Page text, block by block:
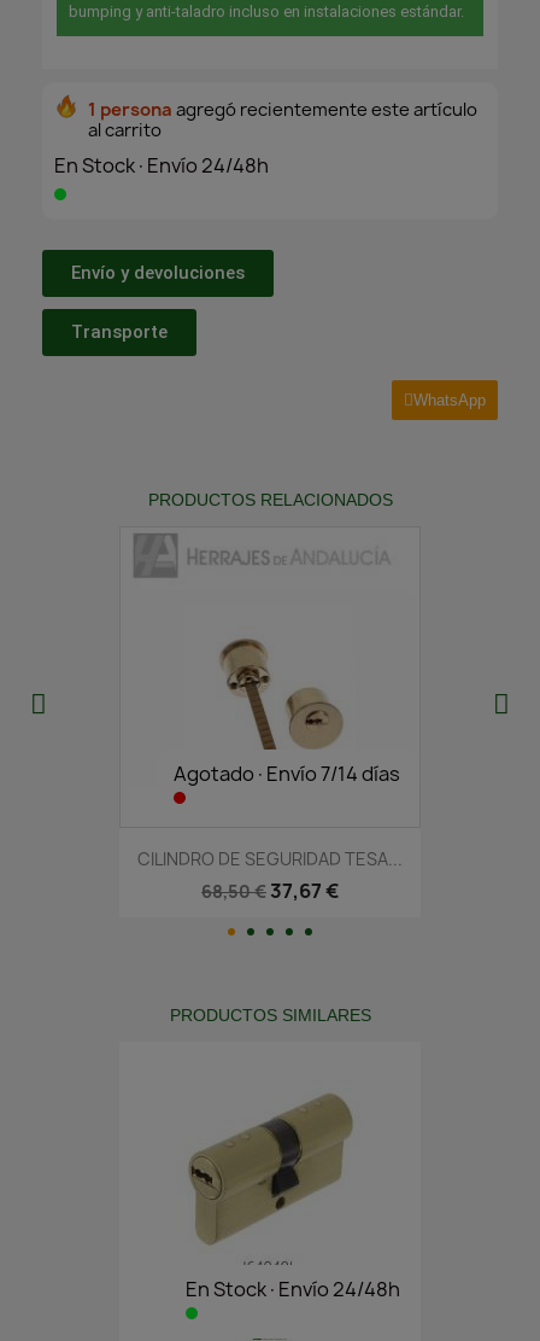
bumping y anti-taladro incluso en instalaciones estándar.
1 persona agregó recientemente este artículo
al carrito
En Stock·Envío 24/48h
Envío y devoluciones
Transporte
WhatsApp
PRODUCTOS RELACIONADOS
Agotado·Envío 7/14 días
CILINDRO DE SEGURIDAD TESA...
68,50 € 37,67 €
PRODUCTOS SIMILARES
En Stock·Envío 24/48h